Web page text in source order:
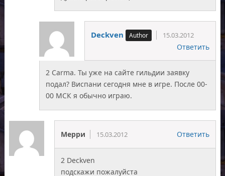
Deckven 15.03.2012
Ответить
2 Carma. Ты уже на сайте гильдии заявку
подал? Виспани сегодня мне в игре. После 00-
00 МСК я обычно играю.
Мерри 15.03.2012 Ответить
2 Deckven
подскажи пожалуйста